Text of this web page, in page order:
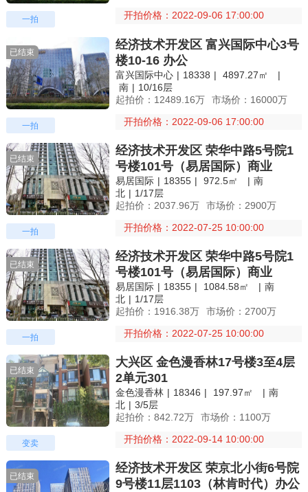
一拍
开拍价格：2022-09-06 17:00:00
一拍
经济技术开发区 富兴国际中心3号
楼10-16 办公
富兴国际中心 | 18338 | 4897.27㎡
|
南 | 10/16层
起拍价：12489.16万
市场价：16000万
开拍价格：2022-09-06 17:00:00
已结束
一拍
经济技术开发区 荣华中路5号院1
号楼101号（易居国际）商业
易居国际 | 18355 | 972.5㎡ | 南
北 | 1/17层
起拍价：2037.96万
市场价：2900万
开拍价格：2022-07-25 10:00:00
已结束
一拍
经济技术开发区 荣华中路5号院1
号楼101号（易居国际）商业
易居国际 | 18355 | 1084.58㎡ | 南
北 | 1/17层
起拍价：1916.38万
市场价：2700万
开拍价格：2022-07-25 10:00:00
已结束
变卖
大兴区 金色漫香林17号楼3至4层
2单元301
金色漫香林 | 18346 | 197.97㎡ | 南
北 | 3/5层
起拍价：842.72万
市场价：1100万
开拍价格：2022-09-14 10:00:00
已结束
经济技术开发区 荣京北小街6号院
9号楼11层1103（林肯时代）办公
已结束